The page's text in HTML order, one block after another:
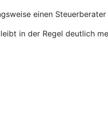
einen
in der Regel deutlich